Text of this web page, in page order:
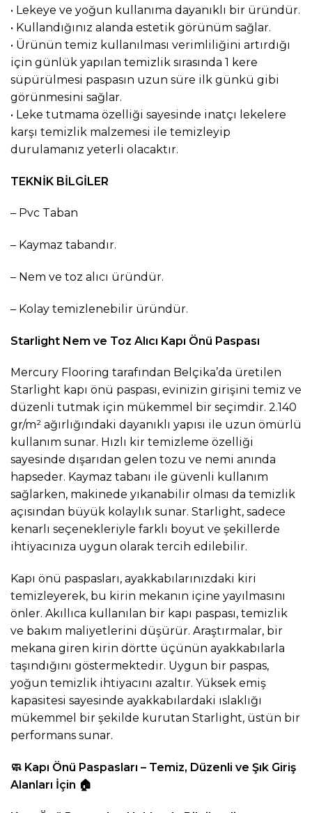
• Lekeye ve yoğun kullanıma dayanıklı bir üründür.
• Kullandığınız alanda estetik görünüm sağlar.
• Ürünün temiz kullanılması verimliliğini artırdığı
için günlük yapılan temizlik sırasında 1 kere
süpürülmesi paspasın uzun süre ilk günkü gibi
görünmesini sağlar.
• Leke tutmama özelliği sayesinde inatçı lekelere
karşı temizlik malzemesi ile temizleyip
durulamanız yeterli olacaktır.
TEKNİK BİLGİLER
– Pvc Taban
– Kaymaz tabandır.
– Nem ve toz alıcı üründür.
– Kolay temizlenebilir üründür.
Starlight Nem ve Toz Alıcı Kapı Önü Paspası
Mercury Flooring tarafından Belçika’da üretilen
Starlight kapı önü paspası, evinizin girişini temiz ve
düzenli tutmak için mükemmel bir seçimdir. 2.140
gr/m² ağırlığındaki dayanıklı yapısı ile uzun ömürlü
kullanım sunar. Hızlı kir temizleme özelliği
sayesinde dışarıdan gelen tozu ve nemi anında
hapseder. Kaymaz tabanı ile güvenli kullanım
sağlarken, makinede yıkanabilir olması da temizlik
açısından büyük kolaylık sunar. Starlight, sadece
kenarlı seçenekleriyle farklı boyut ve şekillerde
ihtiyacınıza uygun olarak tercih edilebilir.
Kapı önü paspasları, ayakkabılarınızdaki kiri
temizleyerek, bu kirin mekanın içine yayılmasını
önler. Akıllıca kullanılan bir kapı paspası, temizlik
ve bakım maliyetlerini düşürür. Araştırmalar, bir
mekana giren kirin dörtte üçünün ayakkabılarla
taşındığını göstermektedir. Uygun bir paspas,
yoğun temizlik ihtiyacını azaltır. Yüksek emiş
kapasitesi sayesinde ayakkabılardaki ıslaklığı
mükemmel bir şekilde kurutan Starlight, üstün bir
performans sunar.
🧼 Kapı Önü Paspasları – Temiz, Düzenli ve Şık Giriş
Alanları İçin 🏠